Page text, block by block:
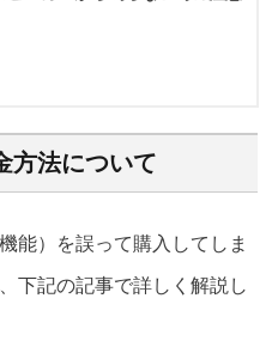
方法について
能）を誤って購入してしま
下記の記事で詳しく解説し